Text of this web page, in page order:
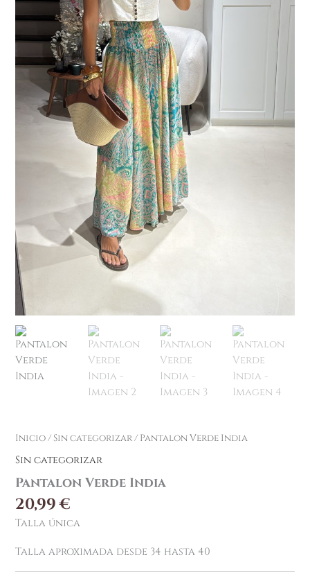
Inicio/Sin categorizar/ Pantalon Verde India
Sin categorizar
Pantalon Verde India
20,99€
Talla única
Talla aproximada desde 34 hasta 40